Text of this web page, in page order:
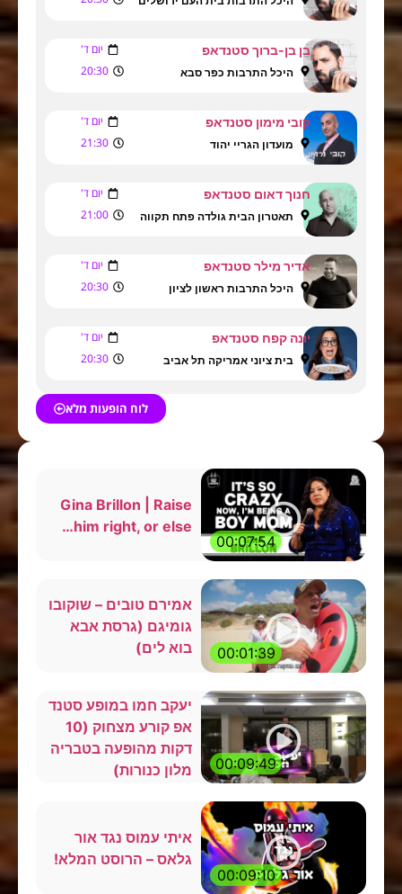
בן בן-ברוך סטנדאפ יום ד'
היכל התרבות כפר סבא 20:30
קובי מימון סטנדאפ יום ד'
מועדון הגריי יהוד 21:30
חנוך דאום סטנדאפ יום ד'
תאטרון הבית גולדה פתח תקווה 21:00
אדיר מילר סטנדאפ יום ד'
היכל התרבות ראשון לציון 20:30
יונה קפח סטנדאפ יום ד'
בית ציוני אמריקה תל אביב 20:30
לוח הופעות מלא
00:07:54
Gina Brillon | Raise
him right, or else…
00:01:39
אמירם טובים – שוקובו
גומיגם (גרסת אבא
בוא לים)
00:09:49
יעקב חמו במופע סטנד
אפ קורע מצחוק (10
דקות מהופעה בטבריה
מלון כנורות)
00:09:10
איתי עמוס נגד אור
גלאס – הרוסט המלא!